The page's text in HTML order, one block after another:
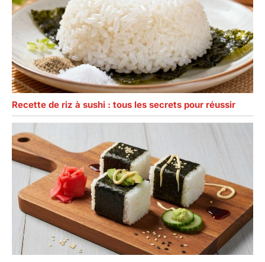
Recette de riz à sushi : tous les secrets pour réussir